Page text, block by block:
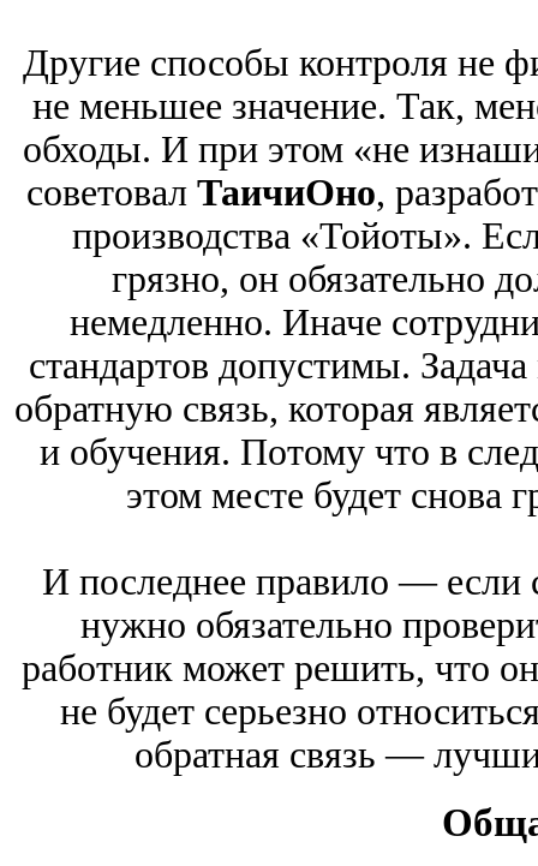
Другие способы контроля не
не меньшее значение. Так,
обходы. И при этом «не
советовал ТаичиОно,
производства «Тойоты».
грязно, он обязательно
немедленно. Иначе
стандартов допустимы.
обратную связь, которая
и обучения. Потому что в
этом месте будет снова
И последнее правило — если
нужно обязательно
работник может решить, что
не будет серьезно
обратная связь —